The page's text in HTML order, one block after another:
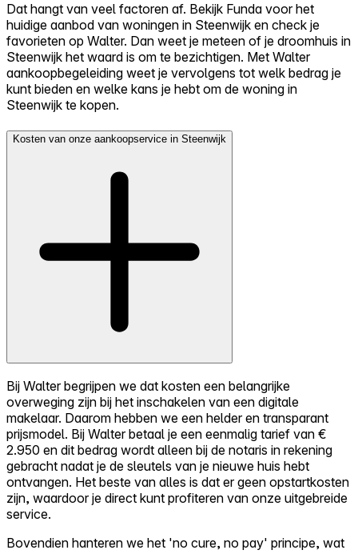
Dat hangt van veel factoren af. Bekijk Funda voor het
huidige aanbod van woningen in Steenwijk en check je
favorieten op Walter. Dan weet je meteen of je droomhuis in
Steenwijk het waard is om te bezichtigen. Met Walter
aankoopbegeleiding weet je vervolgens tot welk bedrag je
kunt bieden en welke kans je hebt om de woning in
Steenwijk te kopen.
Kosten van onze aankoopservice in Steenwijk
Bij Walter begrijpen we dat kosten een belangrijke
overweging zijn bij het inschakelen van een digitale
makelaar. Daarom hebben we een helder en transparant
prijsmodel. Bij Walter betaal je een eenmalig tarief van €
2.950 en dit bedrag wordt alleen bij de notaris in rekening
gebracht nadat je de sleutels van je nieuwe huis hebt
ontvangen. Het beste van alles is dat er geen opstartkosten
zijn, waardoor je direct kunt profiteren van onze uitgebreide
service.
Bovendien hanteren we het 'no cure, no pay' principe, wat